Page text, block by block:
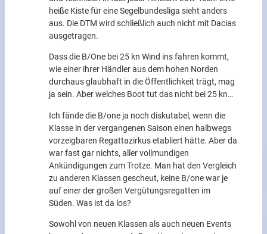
heiße Kiste für eine Segelbundesliga sieht anders
aus. Die DTM wird schließlich auch nicht mit Dacias
ausgetragen.
Dass die B/One bei 25 kn Wind ins fahren kommt,
wie einer ihrer Händler aus dem hohen Norden
durchaus glaubhaft in die Öffentlichkeit trägt, mag
ja sein. Aber welches Boot tut das nicht bei 25 kn…
Ich fände die B/one ja noch diskutabel, wenn die
Klasse in der vergangenen Saison einen halbwegs
vorzeigbaren Regattazirkus etabliert hätte. Aber da
war fast gar nichts, aller vollmundigen
Ankündigungen zum Trotze. Man hat den Vergleich
zu anderen Klassen gescheut, keine B/one war je
auf einer der großen Vergütungsregatten im
Süden. Was ist da los?
Sowohl von neuen Klassen als auch neuen Events